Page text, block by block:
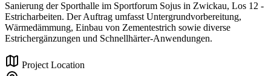
Sanierung der Sporthalle im Sportforum Sojus in Zwickau, Los 12 -
Estricharbeiten. Der Auftrag umfasst Untergrundvorbereitung,
Wärmedämmung, Einbau von Zementestrich sowie diverse
Estrichergänzungen und Schnellhärter-Anwendungen.
Project Location